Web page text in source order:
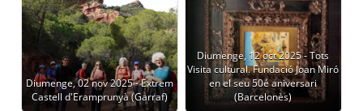
Diumenge, 02 nov 2025 - Extrem
Castell d'Eramprunyà (Garraf)
Diumenge, 12 oct 2025 - Tots
Visita cultural. Fundació Joan Miró
en el seu 50é aniversari
(Barcelonès)